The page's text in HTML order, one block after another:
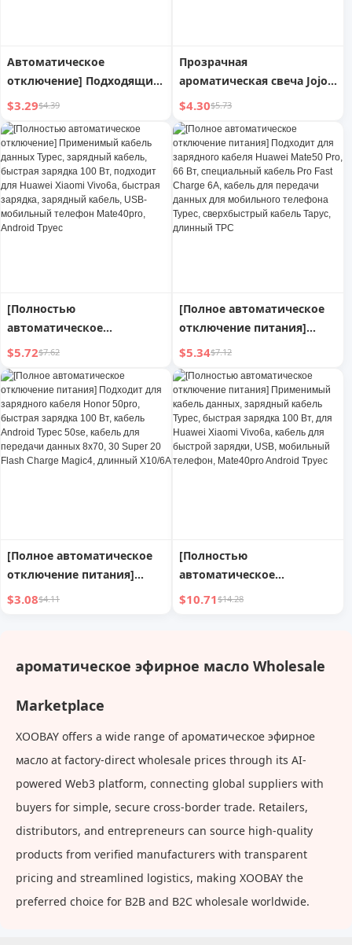
Автоматическое
отключение] Подходящий
кабель для зарядки
Huawei Vivo Typec, кабель
данных Oppo, кабель для
зарядки Typc Super Tpyec,
TPC Android, Tapyc66w
$3.29$4.39
Прозрачная
ароматическая свеча Jojo's
L. Pd. Mr. Grocery. в
стеклянной бутылке, для
спальни, с растительным
воском | Zhanggong
$4.30$5.73
[Полностью
автоматическое
отключение]
Применимый кабель
данных Typec, зарядный
кабель, быстрая зарядка
100 Вт, подходит для
Huawei Xiaomi Vivo6a,
быстрая зарядка,
$5.72$7.62
[Полное автоматическое
отключение питания]
Подходит для зарядного
кабеля Huawei Mate50 Pro,
66 Вт, специальный кабель
Pro Fast Charge 6A, кабель
для передачи данных для
мобильного телефона
Typec, сверхбыстрый
$5.34$7.12
[Полное автоматическое
отключение питания]
Подходит для зарядного
кабель для передачи
Flash Charge Magic4,
$3.08$4.11
[Полностью
автоматическое
отключение питания]
Вт, для Huawei Xiaomi
Mate40pro Android Tpyec
$10.71$14.28
ароматическое эфирное масло Wholesale
Marketplace
XOOBAY offers a wide range of ароматическое эфирное
масло at factory-direct wholesale prices through its AI-
powered Web3 platform, connecting global suppliers with
buyers for simple, secure cross-border trade. Retailers,
distributors, and entrepreneurs can source high-quality
products from verified manufacturers with transparent
pricing and streamlined logistics, making XOOBAY the
preferred choice for B2B and B2C wholesale worldwide.